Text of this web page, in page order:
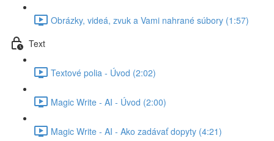
Obrázky, videá, zvuk a Vami nahrané súbory (1:57)
Text
Textové polia - Úvod (2:02)
Magic Write - AI - Úvod (2:00)
Magic Write - AI - Ako zadávať dopyty (4:21)